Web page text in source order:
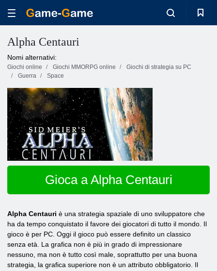
Alpha Centauri
Nomi alternativi:
Giochi online Giochi MMORPG online
Giochi di strategia su PC
Guerra
Space
Gioca a Alpha Centauri
Alpha Centauri è una strategia spaziale di uno sviluppatore che
ha da tempo conquistato il favore dei giocatori di tutto il mondo. Il
gioco è per PC. Oggi il gioco può essere definito un classico
senza età. La grafica non è più in grado di impressionare
nessuno, ma non è tutto così male, soprattutto per una buona
strategia, la grafica superiore non è un attributo obbligatorio. Il